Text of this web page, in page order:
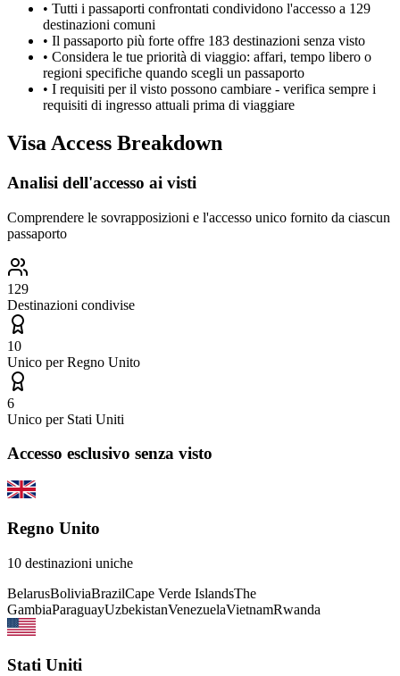
• Tutti i passaporti confrontati condividono l'accesso a 129
destinazioni comuni
• Il passaporto più forte offre 183 destinazioni senza visto
• Considera le tue priorità di viaggio: affari, tempo libero o
regioni specifiche quando scegli un passaporto
• I requisiti per il visto possono cambiare - verifica sempre i
requisiti di ingresso attuali prima di viaggiare
Visa Access Breakdown
Analisi dell'accesso ai visti
Comprendere le sovrapposizioni e l'accesso unico fornito da ciascun
passaporto
129
Destinazioni condivise
10
Unico per Regno Unito
6
Unico per Stati Uniti
Accesso esclusivo senza visto
Regno Unito
10 destinazioni uniche
BelarusBoliviaBrazilCape Verde IslandsThe
GambiaParaguayUzbekistanVenezuelaVietnamRwanda
Stati Uniti